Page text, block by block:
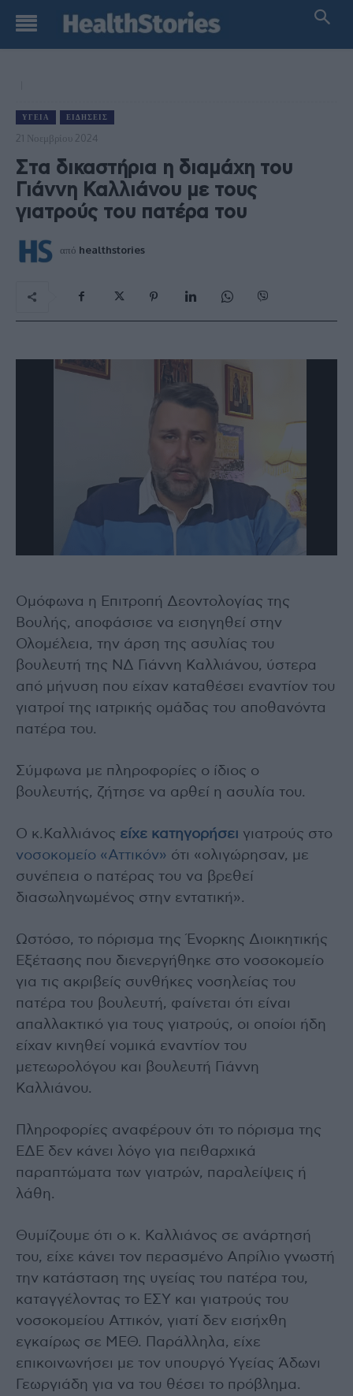
ΥΓΕΊΑ ΕΙΔΉΣΕΙΣ
21 Νοεμβρίου 2024
Στα δικαστήρια η διαμάχη του
Γιάννη Καλλιάνου με τους
γιατρούς του πατέρα του
από healthstories
Ομόφωνα η Επιτροπή Δεοντολογίας της
Βουλής, αποφάσισε να εισηγηθεί στην
Ολομέλεια, την άρση της ασυλίας του
βουλευτή της ΝΔ Γιάννη Καλλιάνου, ύστερα
από μήνυση που είχαν καταθέσει εναντίον του
γιατροί της ιατρικής ομάδας του αποθανόντα
πατέρα του.
Σύμφωνα με πληροφορίες ο ίδιος ο
βουλευτής, ζήτησε να αρθεί η ασυλία του.
Ο κ.Καλλιάνος είχε κατηγορήσει γιατρούς στο
νοσοκομείο «Αττικόν» ότι «ολιγώρησαν, με
συνέπεια ο πατέρας του να βρεθεί
διασωληνωμένος στην εντατική».
Ωστόσο, το πόρισμα της Ένορκης Διοικητικής
Εξέτασης που διενεργήθηκε στο νοσοκομείο
για τις ακριβείς συνθήκες νοσηλείας του
πατέρα του βουλευτή, φαίνεται ότι είναι
απαλλακτικό για τους γιατρούς, οι οποίοι ήδη
είχαν κινηθεί νομικά εναντίον του
μετεωρολόγου και βουλευτή Γιάννη
Καλλιάνου.
Πληροφορίες αναφέρουν ότι το πόρισμα της
ΕΔΕ δεν κάνει λόγο για πειθαρχικά
παραπτώματα των γιατρών, παραλείψεις ή
λάθη.
Θυμίζουμε ότι ο κ. Καλλιάνος σε ανάρτησή
του, είχε κάνει τον περασμένο Απρίλιο γνωστή
την κατάσταση της υγείας του πατέρα του,
καταγγέλοντας το ΕΣΥ και γιατρούς του
νοσοκομείου Αττικόν, γιατί δεν εισήχθη
εγκαίρως σε ΜΕΘ. Παράλληλα, είχε
επικοινωνήσει με τον υπουργό Υγείας Άδωνι
Γεωργιάδη για να του θέσει το πρόβλημα.